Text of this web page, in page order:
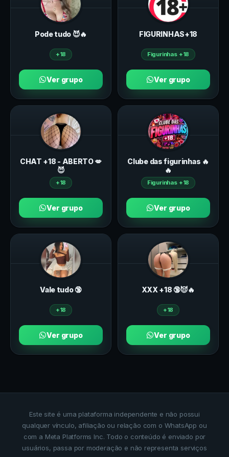
Pode tudo 😈🔥
+18
Ver grupo
FIGURINHAS+18
Figurinhas +18
Ver grupo
CHAT +18 - ABERTO 💋
😈
+18
Ver grupo
Clube das figurinhas 🔥
🔥
Figurinhas +18
Ver grupo
Vale tudo 🔞
+18
Ver grupo
ХXХ +18 🔞😈🔥
+18
Ver grupo
Este site é uma plataforma independente e não possui
qualquer vínculo, afiliação ou relação com o WhatsApp ou
com a Meta Platforms Inc. Todo o conteúdo é enviado por
usuários, passa por moderação e não representa serviços